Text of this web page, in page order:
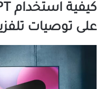
على توصيات